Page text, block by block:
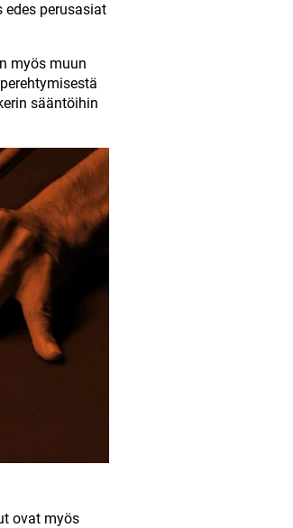
perusasiat
myös muun
sääntöihin
ovat myös